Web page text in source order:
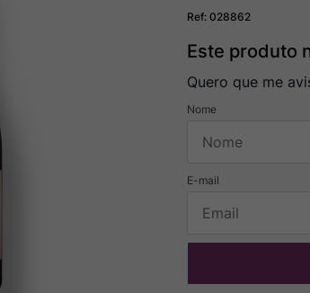
Ref:028862
Este produto
Quero que me